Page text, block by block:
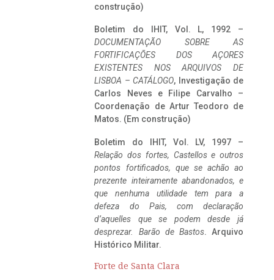
construção)
Boletim do IHIT, Vol. L, 1992 –
DOCUMENTAÇÃO SOBRE AS
FORTIFICAÇÕES DOS AÇORES
EXISTENTES NOS ARQUIVOS DE
LISBOA – CATÁLOGO, Investigação de
Carlos Neves e Filipe Carvalho –
Coordenação de Artur Teodoro de
Matos. (Em construção)
Boletim do IHIT, Vol. LV, 1997 –
Relação dos fortes, Castellos e outros
pontos fortificados, que se achão ao
prezente inteiramente abandonados, e
que nenhuma utilidade tem para a
defeza do Pais, com declaração
d’aquelles que se podem desde já
desprezar. Barão de Bastos. Arquivo
Histórico Militar.
Forte de Santa Clara